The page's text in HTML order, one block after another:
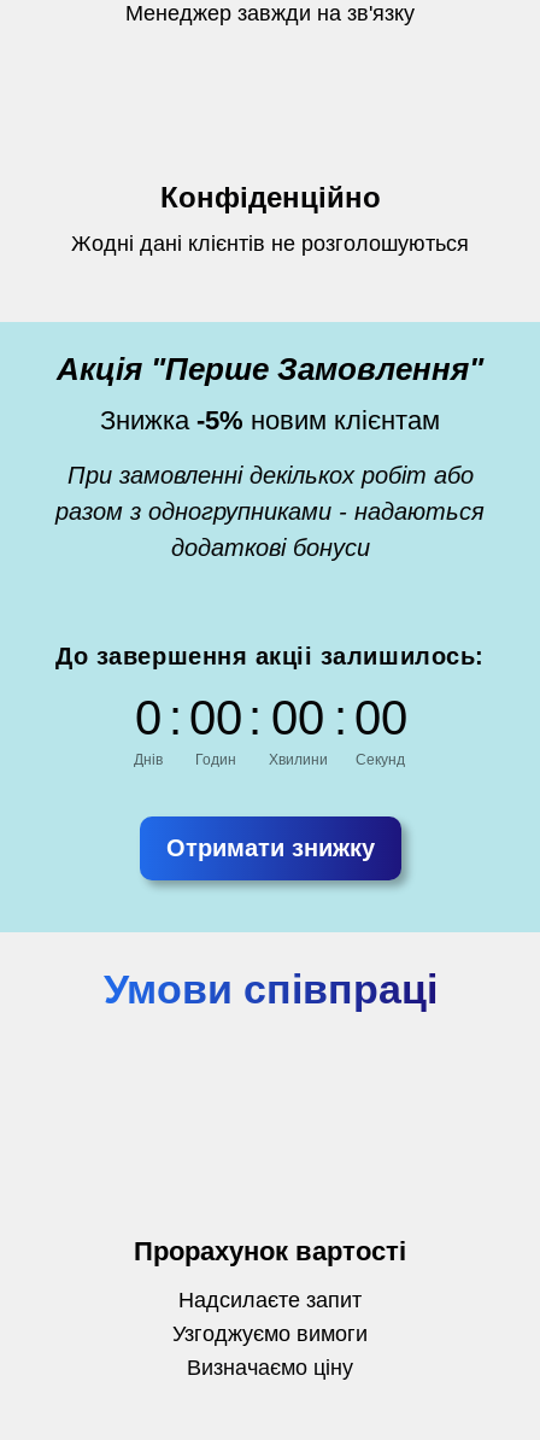
Менеджер завжди на зв'язку
Конфіденційно
Жодні дані клієнтів не розголошуються
Акція "Перше Замовлення"
Знижка -5% новим клієнтам
При замовленні декількох робіт або
разом з одногрупниками - надаються
додаткові бонуси
До завершення акціі залишилось:
0
Днів
: 00
Годин
: 00
Хвилини
: 00
Секунд
Отримати знижку
Умови співпраці
Прорахунок вартості
Надсилаєте запит
Узгоджуємо вимоги
Визначаємо ціну